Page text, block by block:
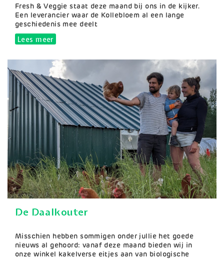
Samenvatting
Fresh & Veggie staat deze maand bij ons in de kijker.
Een leverancier waar de Kollebloem al een lange
geschiedenis mee deelt
Lees meerover Fresh & Veggie
De Daalkouter
Samenvatting
Misschien hebben sommigen onder jullie het goede
nieuws al gehoord: vanaf deze maand bieden wij in
onze winkel kakelverse eitjes aan van biologische